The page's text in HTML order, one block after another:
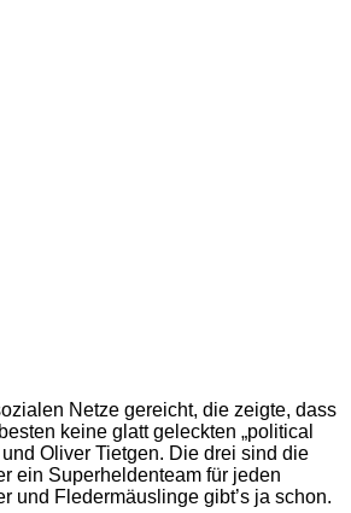
Netze gereicht, die zeigte, dass
keine glatt geleckten „political
Oliver Tietgen. Die drei sind die
ein Superheldenteam für jeden
und Fledermäuslinge gibt’s ja schon.